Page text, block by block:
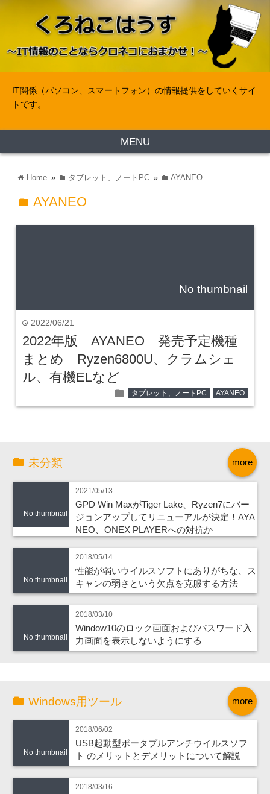
IT関係（パソコン、スマートフォン）の情報提供をしていくサイ
トです。
MENU
home Home » folder タブレット、ノートPC » folder AYANEO
folder AYANEO
No thumbnail
time 2022/06/21
2022年版 AYANEO 発売予定機種
まとめ Ryzen6800U、クラムシェ
ル、有機ELなど
folder タブレット、ノートPC AYANEO
more
未分類
No thumbnail
2021/05/13
GPD Win MaxがTiger Lake、Ryzen7にバー
ジョンアップしてリニューアルが決定！AYA
NEO、ONEX PLAYERへの対抗か
No thumbnail
2018/05/14
性能が弱いウイルスソフトにありがちな、ス
キャンの弱さという欠点を克服する方法
No thumbnail
2018/03/10
Window10のロック画面およびパスワード入
力画面を表示しないようにする
more
Windows用ツール
No thumbnail
2018/06/02
USB起動型ポータブルアンチウイルスソフ
ト のメリットとデメリットについて解説
2018/03/16